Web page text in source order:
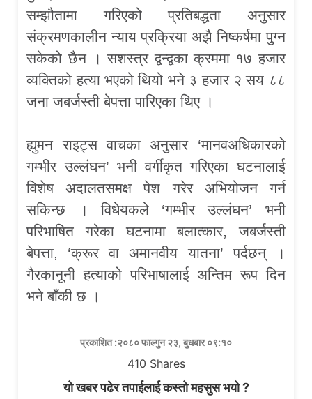
सम्झौतामा गरिएको प्रतिबद्धता अनुसार
संक्रमणकालीन न्याय प्रक्रिया अझै निष्कर्षमा पुग्न
सकेको छैन । सशस्त्र द्वन्द्वका क्रममा १७ हजार
व्यक्तिको हत्या भएको थियो भने ३ हजार २ सय ८८
जना जबर्जस्ती बेपत्ता पारिएका थिए ।
ह्युमन राइट्स वाचका अनुसार ‘मानवअधिकारको
गम्भीर उल्लंघन’ भनी वर्गीकृत गरिएका घटनालाई
विशेष अदालतसमक्ष पेश गरेर अभियोजन गर्न
सकिन्छ । विधेयकले ‘गम्भीर उल्लंघन’ भनी
परिभाषित गरेका घटनामा बलात्कार, जबर्जस्ती
बेपत्ता, ‘क्रूर वा अमानवीय यातना’ पर्दछन् ।
गैरकानूनी हत्याको परिभाषालाई अन्तिम रूप दिन
भने बाँकी छ ।
प्रकाशित :२०८० फाल्गुन २३, बुधबार ०९:१०
410 Shares
यो खबर पढेर तपाईलाई कस्तो महसुस भयो ?